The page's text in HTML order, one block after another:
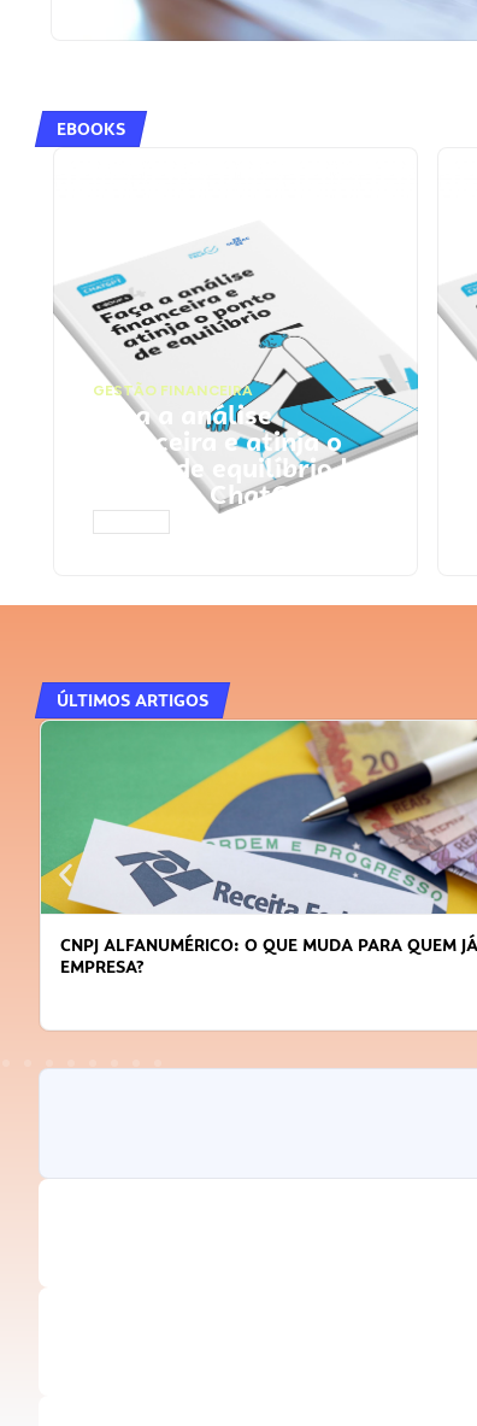
EBOOKS
GESTÃO FINANCEIRA
Faça a análise
financeira e atinja o
ponto de equilíbrio |
Prompts ChatGPT
ÚLTIMOS ARTIGOS
JÁ TEM DICAS PARA OBTER CRÉDITO